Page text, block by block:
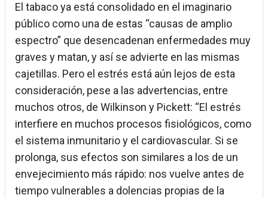
El tabaco ya está consolidado en el imaginario
público como una de estas “causas de amplio
espectro” que desencadenan enfermedades muy
graves y matan, y así se advierte en las mismas
cajetillas. Pero el estrés está aún lejos de esta
consideración, pese a las advertencias, entre
muchos otros, de Wilkinson y Pickett: “El estrés
interfiere en muchos procesos fisiológicos, como
el sistema inmunitario y el cardiovascular. Si se
prolonga, sus efectos son similares a los de un
envejecimiento más rápido: nos vuelve antes de
tiempo vulnerables a dolencias propias de la